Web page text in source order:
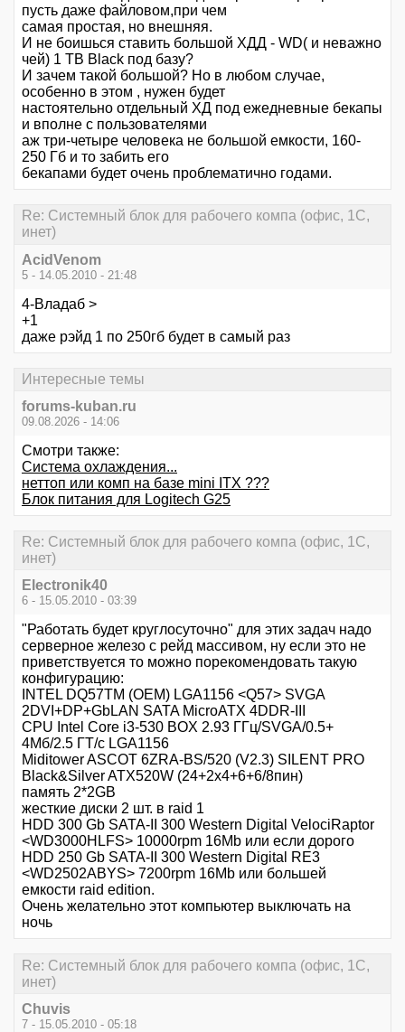
пусть даже файловом,при чем
самая простая, но внешняя.
И не боишься ставить большой ХДД - WD( и неважно
чей) 1 TB Black под базу?
И зачем такой большой? Но в любом случае,
особенно в этом , нужен будет
настоятельно отдельный ХД под ежедневные бекапы
и вполне с пользователями
аж три-четыре человека не большой емкости, 160-
250 Гб и то забить его
бекапами будет очень проблематично годами.
Re: Системный блок для рабочего компа (офис, 1С,
инет)
AcidVenom
5 - 14.05.2010 - 21:48
4-Владаб >
+1
даже рэйд 1 по 250гб будет в самый раз
Интересные темы
forums-kuban.ru
09.08.2026 - 14:06
Смотри также:
Система охлаждения...
неттоп или комп на базе mini ITX ???
Блок питания для Logitech G25
Re: Системный блок для рабочего компа (офис, 1С,
инет)
Electronik40
6 - 15.05.2010 - 03:39
"Работать будет круглосуточно" для этих задач надо
серверное железо с рейд массивом, ну если это не
приветствуется то можно порекомендовать такую
конфигурацию:
INTEL DQ57TM (OEM) LGA1156 <Q57> SVGA
2DVI+DP+GbLAN SATA MicroATX 4DDR-III
CPU Intel Core i3-530 BOX 2.93 ГГц/SVGA/0.5+
4Мб/2.5 ГТ/с LGA1156
Miditower ASCOT 6ZRA-BS/520 (V2.3) SILENT PRO
Black&Silver ATX520W (24+2x4+6+6/8пин)
память 2*2GB
жесткие диски 2 шт. в raid 1
HDD 300 Gb SATA-II 300 Western Digital VelociRaptor
<WD3000HLFS> 10000rpm 16Mb или если дорого
HDD 250 Gb SATA-II 300 Western Digital RE3
<WD2502ABYS> 7200rpm 16Mb или большей
емкости raid edition.
Очень желательно этот компьютер выключать на
ночь
Re: Системный блок для рабочего компа (офис, 1С,
инет)
Chuvis
7 - 15.05.2010 - 05:18